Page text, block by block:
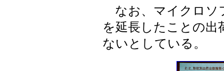
なお、マイクロソ
を延長したことの
ないとしている。